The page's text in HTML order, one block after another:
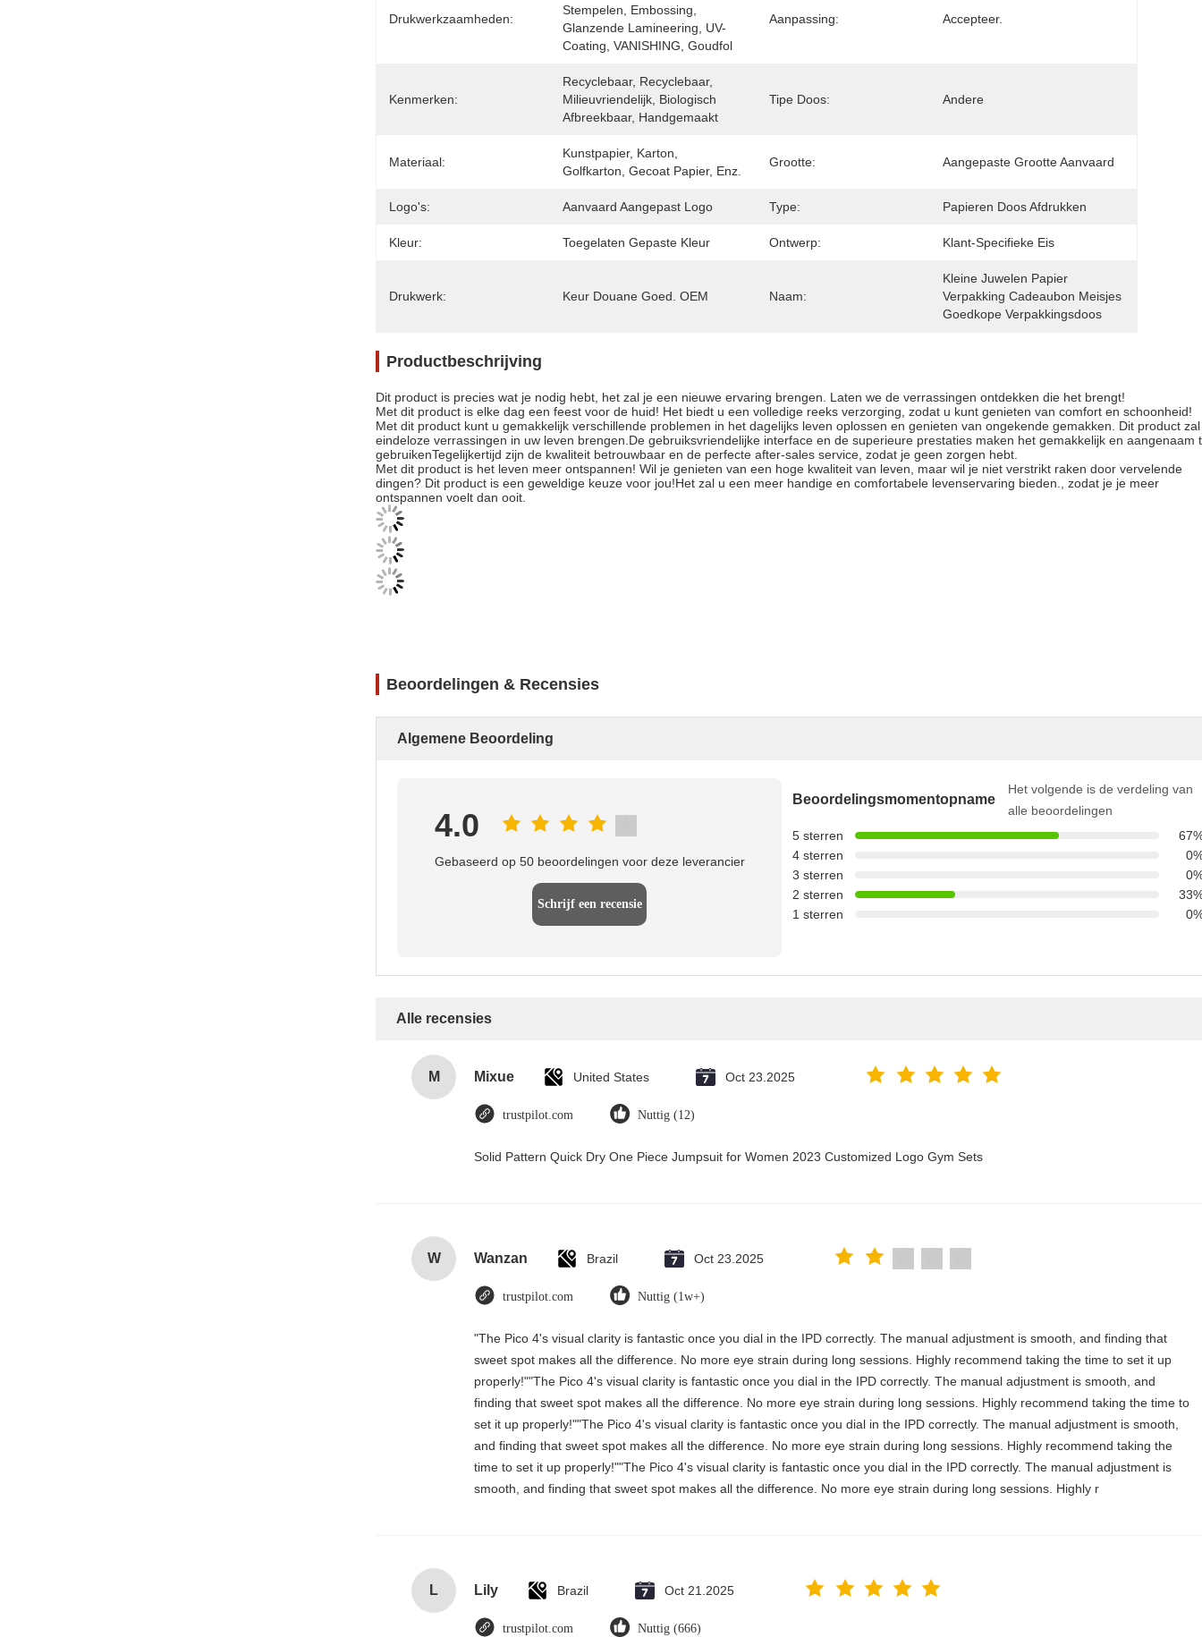
Drukwerkzaamheden:
Stempelen, Embossing,
Glanzende Lamineering, UV-
Coating, VANISHING, Goudfol
Aanpassing: Accepteer.
Kenmerken:
Recyclebaar, Recyclebaar,
Milieuvriendelijk, Biologisch
Afbreekbaar, Handgemaakt
Tipe Doos: Andere
Materiaal:
Kunstpapier, Karton,
Golfkarton, Gecoat Papier, Enz.
Grootte: Aangepaste Grootte Aanvaard
Logo's: Aanvaard Aangepast Logo Type: Papieren Doos Afdrukken
Kleur: Toegelaten Gepaste Kleur Ontwerp: Klant-Specifieke Eis
Drukwerk: Keur Douane Goed. OEM Naam:
Kleine Juwelen Papier
Verpakking Cadeaubon Meisjes
Goedkope Verpakkingsdoos
Productbeschrijving
Dit product is precies wat je nodig hebt, het zal je een nieuwe ervaring brengen. Laten we de verrassingen ontdekken die het brengt!
Met dit product is elke dag een feest voor de huid! Het biedt u een volledige reeks verzorging, zodat u kunt genieten van comfort en schoonheid!
Met dit product kunt u gemakkelijk verschillende problemen in het dagelijks leven oplossen en genieten van ongekende gemakken. Dit product zal
eindeloze verrassingen in uw leven brengen.De gebruiksvriendelijke interface en de superieure prestaties maken het gemakkelijk en aangenaam
gebruikenTegelijkertijd zijn de kwaliteit betrouwbaar en de perfecte after-sales service, zodat je geen zorgen hebt.
Met dit product is het leven meer ontspannen! Wil je genieten van een hoge kwaliteit van leven, maar wil je niet verstrikt raken door vervelende
dingen? Dit product is een geweldige keuze voor jou!Het zal u een meer handige en comfortabele levenservaring bieden., zodat je je meer
ontspannen voelt dan ooit.
Beoordelingen & Recensies
Algemene Beoordeling
4.0
Gebaseerd op 50 beoordelingen voor deze leverancier
Schrijf een recensie
Beoordelingsmomentopname
Het volgende is de verdeling van
alle beoordelingen
5 sterren
4 sterren
3 sterren
2 sterren
1 sterren
Alle recensies
M Mixue United States Oct 23.2025
trustpilot.com Nuttig (12)
Solid Pattern Quick Dry One Piece Jumpsuit for Women 2023 Customized Logo Gym Sets
W Wanzan Brazil Oct 23.2025
trustpilot.com Nuttig (1w+)
"The Pico 4's visual clarity is fantastic once you dial in the IPD correctly. The manual adjustment is smooth, and finding that
sweet spot makes all the difference. No more eye strain during long sessions. Highly recommend taking the time to set it up
properly!""The Pico 4's visual clarity is fantastic once you dial in the IPD correctly. The manual adjustment is smooth, and
finding that sweet spot makes all the difference. No more eye strain during long sessions. Highly recommend taking the time to
set it up properly!""The Pico 4's visual clarity is fantastic once you dial in the IPD correctly. The manual adjustment is smooth,
and finding that sweet spot makes all the difference. No more eye strain during long sessions. Highly recommend taking the
time to set it up properly!""The Pico 4's visual clarity is fantastic once you dial in the IPD correctly. The manual adjustment is
smooth, and finding that sweet spot makes all the difference. No more eye strain during long sessions. Highly r
L Lily Brazil Oct 21.2025
trustpilot.com Nuttig (666)